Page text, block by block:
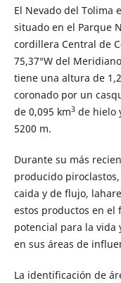
El Nevado del Tolima
situado en el Parque
cordillera Central de
75,37°W del
tiene una altura de
coronado por un
de 0,095 km3de hielo
5200 m.
Durante su más
producido
caida y de flujo,
estos productos en el
potencial para la vida
en sus áreas de
La identificación de